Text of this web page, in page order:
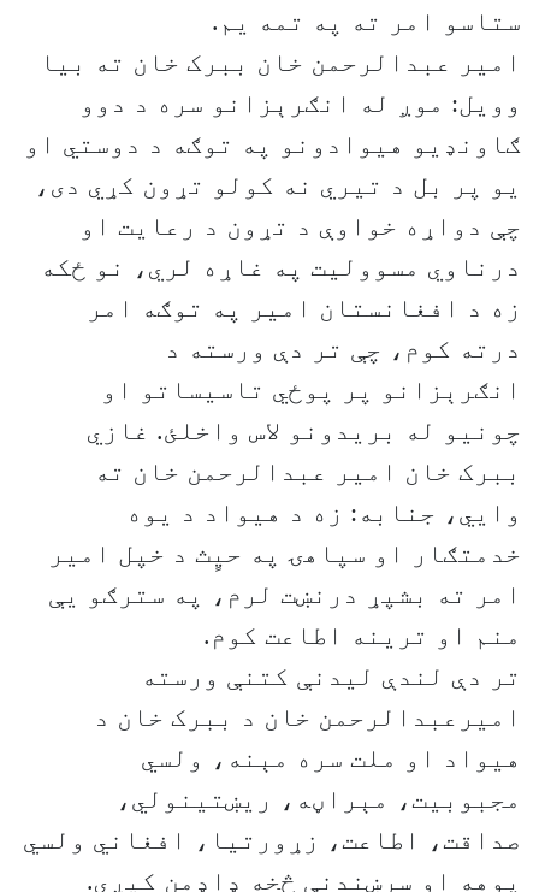
ستاسو امر ته په تمه یم.
امیر عبدالرحمن خان ببرک خان ته بیا
وویل: موږ له انګرېزانو سره د دوو
ګاونډیو هیوادونو په توګه د دوستي او
یو پر بل د تیري نه کولو تړون کړي دی،
چې دواړه خواوې د تړون د رعایت او
درناوي مسوولیت په غاړه لري، نو ځکه
زه د افغانستان امیر په توګه امر
درته کوم، چې تر دې ورسته د
انګرېزانو پر پوځي تاسیساتو او
چونیو له بریدونو لاس واخلئ. غازي
ببرک خان امیر عبدالرحمن خان ته
وایي، جنابه: زه د هیواد د یوه
خدمتګار او سپاهۍ په حیٍث د خپل امیر
امر ته بشپړ درنښت لرم، په سترګو یې
منم او ترینه اطاعت کوم.
تر دې لندې لیدنې کتنې ورسته
امیرعبدالرحمن خان د ببرک خان د
هیواد او ملت سره مېنه، ولسي
مجبوبیت، مېراڼه، ریښتینولي،
صداقت، اطاعت، زړورتیا، افغاني ولسي
پوهه او سرښندنې څخه ډاډمن کیږي.